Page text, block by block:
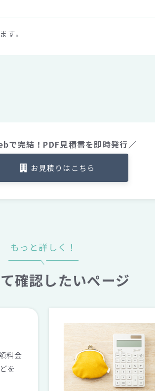
す。
で完結！PDF見積書を即時発行／
お見積りはこちら
もっと詳しく！
確認したいページ
料金
を